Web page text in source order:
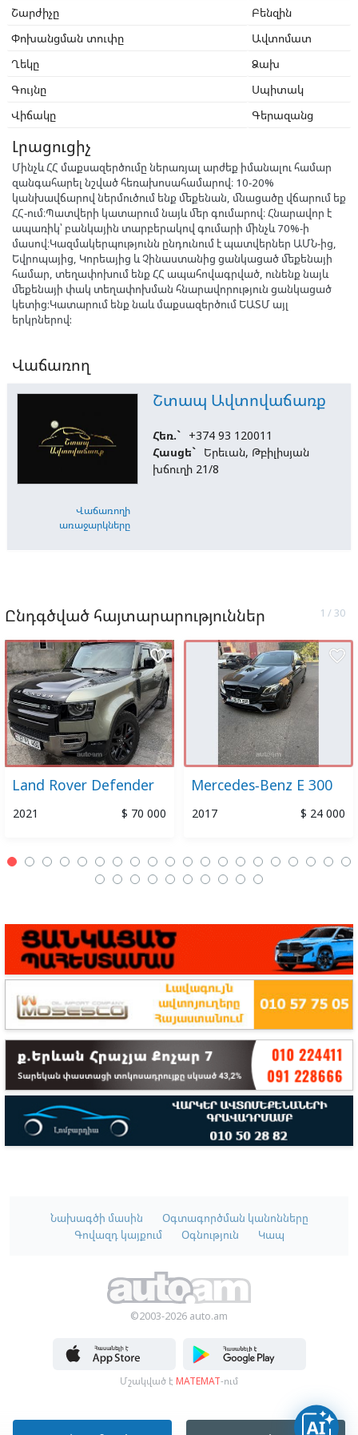
Շարժիչը
Բենզին
Փոխանցման տուփը
Ավտոմատ
Ղեկը
Ձախ
Գույնը
Սպիտակ
Վիճակը
Գերազանց
Լրացուցիչ
Մինչև ՀՀ մաքսազերծումը ներառյալ արժեք իմանալու համար
զանգահարել նշված հեռախոսահամարով։ 10-20%
կանխավճարով ներմուծում ենք մեքենան, մնացածը վճարում եք
ՀՀ-ում։Պատվերի կատարում նայև մեր գումարով։ Հնարավոր է
ապառիկ՝ բանկային տարբերակով գումարի մինչև 70%-ի
մասով։Կազմակերպությունն ընդունում է պատվերներ ԱՄՆ-ից,
Եվրոպայից, Կորեայից և Չինաստանից ցանկացած մեքենայի
համար, տեղափոխում ենք ՀՀ ապահովագրված, ունենք նայև
մեքենայի փակ տեղափոխման հնարավորություն ցանկացած
կետից:Կատարում ենք նաև մաքսազերծում ԵԱՏՄ այլ
երկրներով:
Վաճառող
Վաճառողի
առաջարկները
Շտապ Ավտովաճառք
Հեռ.` +374 93 120011
Հասցե` Երեւան, Թբիլիսյան
խճուղի 21/8
Ընդգծված հայտարարություններ
Land Rover Defender
2021 $ 70 000
favorite_border
Mercedes-Benz E 300
2017 $ 24 000
favorite_border
Նախագծի մասին
Օգտագործման կանոնները
Գովազդ կայքում
Օգնություն Կապ
©2003-2026 auto.am
Մշակված է MATEMAT-ում